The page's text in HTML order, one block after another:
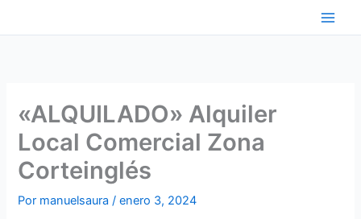
«ALQUILADO» Alquiler
Local Comercial Zona
Corteinglés
Por manuelsaura/enero 3, 2024